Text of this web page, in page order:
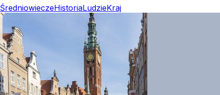
ŚredniowieczeHistoriaLudzieKraj